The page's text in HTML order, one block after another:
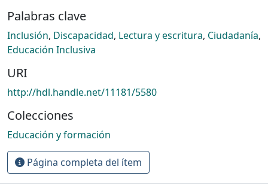
Palabras clave
Inclusión, Discapacidad, Lectura y escritura, Ciudadanía,
Educación Inclusiva
URI
http://hdl.handle.net/11181/5580
Colecciones
Educación y formación
Página completa del ítem